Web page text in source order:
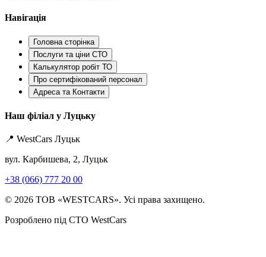
Навігація
Головна сторінка
Послуги та ціни СТО
Калькулятор робіт ТО
Про сертифікований персонал
Адреса та Контакти
Наш філіал у Луцьку
📍 WestCars Луцьк
вул. Карбишева, 2, Луцьк
+38 (066) 777 20 00
© 2026 ТОВ «WESTCARS». Усі права захищено.
Розроблено під СТО WestCars